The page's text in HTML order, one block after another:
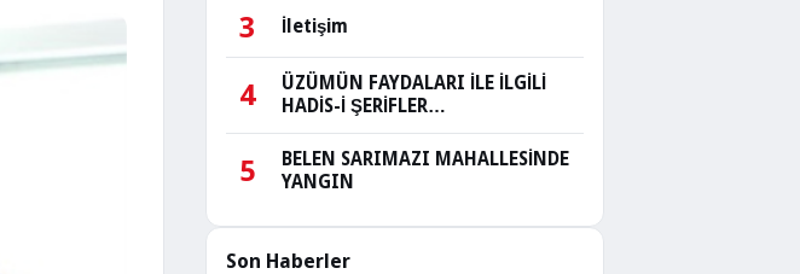
3 İletişim
4
ÜZÜMÜN FAYDALARI İLE İLGİLİ
HADİS-İ ŞERİFLER…
5
BELEN SARIMAZI MAHALLESİNDE
YANGIN
Son Haberler